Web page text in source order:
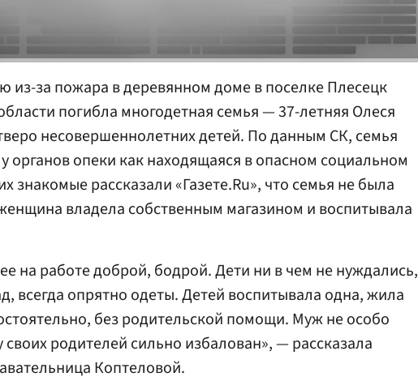
из-за пожара в деревянном доме в поселке Плесецк
погибла многодетная семья — 37-летняя Олеся
несовершеннолетних детей. По данным СК, семья
у органов опеки как находящаяся в опасном социальном
знакомые рассказали «Газете.Ru», что семья не была
владела собственным магазином и воспитывала
на работе доброй, бодрой. Дети ни в чем не нуждались,
всегда опрятно одеты. Детей воспитывала одна, жила
без родительской помощи. Муж не особо
своих родителей сильно избалован», — рассказала
Коптеловой.